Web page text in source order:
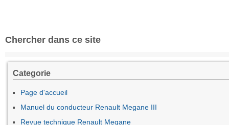
Chercher dans ce site
Categorie
Page d'accueil
Manuel du conducteur Renault Megane III
Revue technique Renault Megane